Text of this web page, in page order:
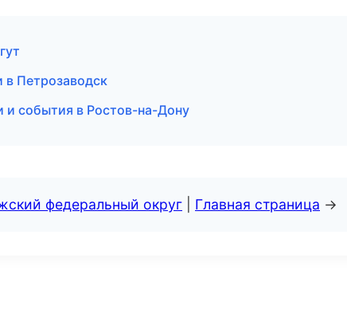
в Петрозаводск
и события в Ростов-на-Дону
федеральный округ Главная страница →